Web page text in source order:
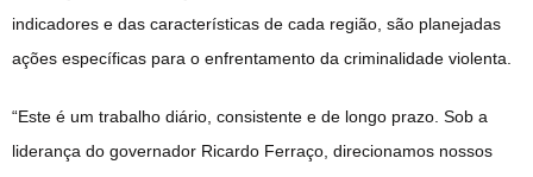
indicadores e das características de cada região, são planejadas
ações específicas para o enfrentamento da criminalidade violenta.
“Este é um trabalho diário, consistente e de longo prazo. Sob a
liderança do governador Ricardo Ferraço, direcionamos nossos